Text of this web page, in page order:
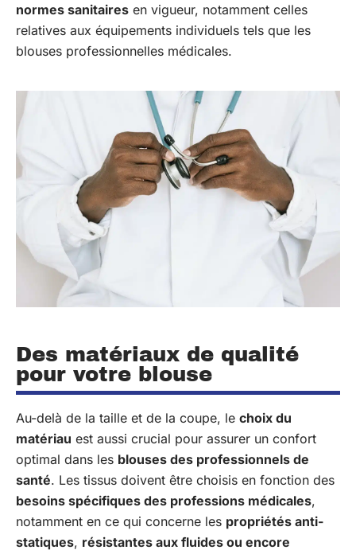
normes sanitaires en vigueur, notamment celles
relatives aux équipements individuels tels que les
blouses professionnelles médicales.
Des matériaux de qualité
pour votre blouse
Au-delà de la taille et de la coupe, le choix du
matériau est aussi crucial pour assurer un confort
optimal dans les blouses des professionnels de
santé. Les tissus doivent être choisis en fonction des
besoins spécifiques des professions médicales,
notamment en ce qui concerne les propriétés anti-
statiques, résistantes aux fluides ou encore